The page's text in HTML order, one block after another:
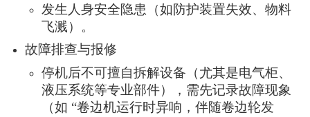
发生人身安全隐患（如防护装置失效、物料
飞溅）。
故障排查与报修
停机后不可擅自拆解设备（尤其是电气柜、
液压系统等专业部件），需先记录故障现象
（如 “卷边机运行时异响，伴随卷边轮发